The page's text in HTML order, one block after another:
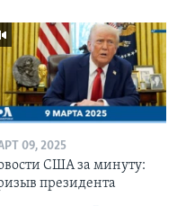
09, 2025
США за минуту:
президента